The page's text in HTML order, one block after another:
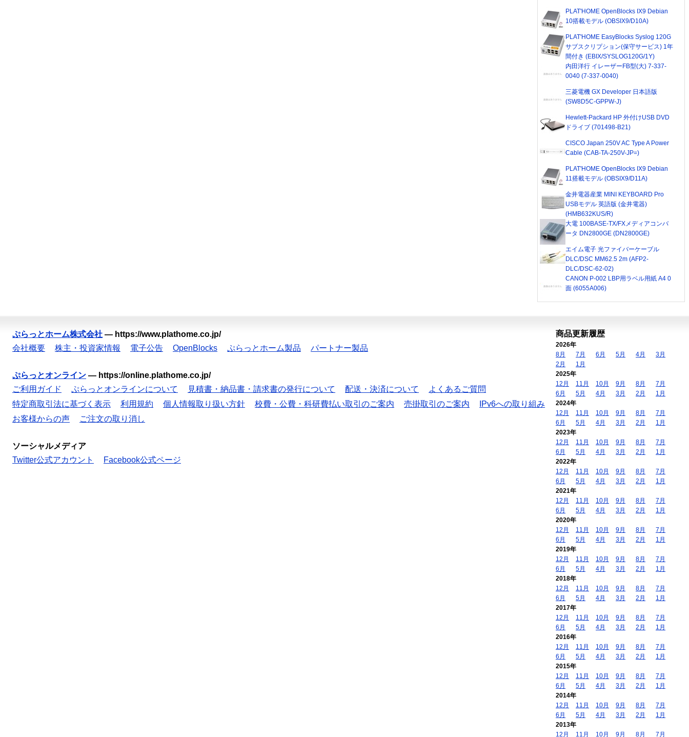
PLAT'HOME OpenBlocks IX9 Debian
10搭載モデル (OBSIX9/D10A)
PLAT'HOME EasyBlocks Syslog 120G
サブスクリプション(保守サービス) 1年
間付き (EBIX/SYSLOG120G/1Y)
内田洋行 イレーザーFB型(大) 7-337-
0040 (7-337-0040)
三菱電機 GX Developer 日本語版
(SW8D5C-GPPW-J)
Hewlett-Packard HP 外付けUSB DVD
ドライブ (701498-B21)
CISCO Japan 250V AC Type A Power
Cable (CAB-TA-250V-JP=)
PLAT'HOME OpenBlocks IX9 Debian
11搭載モデル (OBSIX9/D11A)
金井電器産業 MINI KEYBOARD Pro
USBモデル 英語版 (金井電器)
(HMB632KUS/R)
大電 100BASE-TX/FXメディアコンバ
ータ DN2800GE (DN2800GE)
エイム電子 光ファイバーケーブル
DLC/DSC MM62.5 2m (AFP2-
DLC/DSC-62-02)
CANON P-002 LBP用ラベル用紙 A4 0
面 (6055A006)
ぷらっとホーム株式会社 — https://www.plathome.co.jp/
会社概要
株主・投資家情報 電子公告 OpenBlocks ぷらっとホーム製品 パートナー製品
ぷらっとオンライン — https://online.plathome.co.jp/
ご利用ガイド
ぷらっとオンラインについて 見積書・納品書・請求書の発行について 配送・決済について
よくあるご質問
特定商取引法に基づく表示
利用規約 個人情報取り扱い方針 校費・公費・科研費払い取引のご案内 売掛取引のご案内
IPv6への取り組み
お客様からの声
ご注文の取り消し
ソーシャルメディア
Twitter公式アカウント
Facebook公式ページ
商品更新履歴
2026年
8月
7月 6月 5月 4月
3月
2月
1月
2025年
12月
11月 10月 9月 8月
7月
6月
5月 4月 3月 2月
1月
2024年
12月
11月 10月 9月 8月
7月
6月
5月 4月 3月 2月
1月
2023年
12月
11月 10月 9月 8月
7月
6月
5月 4月 3月 2月
1月
2022年
12月
11月 10月 9月 8月
7月
6月
5月 4月 3月 2月
1月
2021年
12月
11月 10月 9月 8月
7月
6月
5月 4月 3月 2月
1月
2020年
12月
11月 10月 9月 8月
7月
6月
5月 4月 3月 2月
1月
2019年
12月
11月 10月 9月 8月
7月
6月
5月 4月 3月 2月
1月
2018年
12月
11月 10月 9月 8月
7月
6月
5月 4月 3月 2月
1月
2017年
12月
11月 10月 9月 8月
7月
6月
5月 4月 3月 2月
1月
2016年
12月
11月 10月 9月 8月
7月
6月
5月 4月 3月 2月
1月
2015年
12月
11月 10月 9月 8月
7月
6月
5月 4月 3月 2月
1月
2014年
12月
11月 10月 9月 8月
7月
6月
5月 4月 3月 2月
1月
2013年
12月
11月 10月 9月 8月 7月